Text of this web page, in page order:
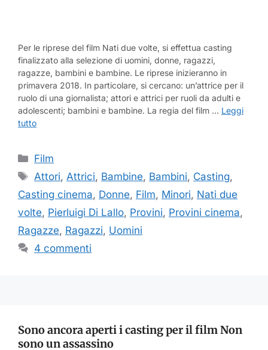
Per le riprese del film Nati due volte, si effettua casting
finalizzato alla selezione di uomini, donne, ragazzi,
ragazze, bambini e bambine. Le riprese inizieranno in
primavera 2018. In particolare, si cercano: un’attrice per il
ruolo di una giornalista; attori e attrici per ruoli da adulti e
adolescenti; bambini e bambine. La regia del film … Leggi
tutto
Categorie
Film
Tag
Attori,Attrici, Bambine, Bambini, Casting,
Casting cinema, Donne, Film, Minori, Nati due
volte, Pierluigi Di Lallo, Provini, Provini cinema,
Ragazze, Ragazzi, Uomini
4 commenti
Sono ancora aperti i casting per il film Non
sono un assassino